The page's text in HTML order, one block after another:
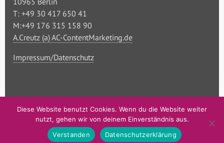
T: +49 30 417 650 41
M:+49 176 315 158 90
A.Creutz (a) AC-ContentMarketing.de
Impressum/Datenschutz
© AC-ContentMarketing | Astrid Creutz
Diese Website benutzt Cookies. Wenn du die Website weiter
nutzt, gehen wir von deinem Einverständnis aus.
Verstanden
Datenschutzerklärung